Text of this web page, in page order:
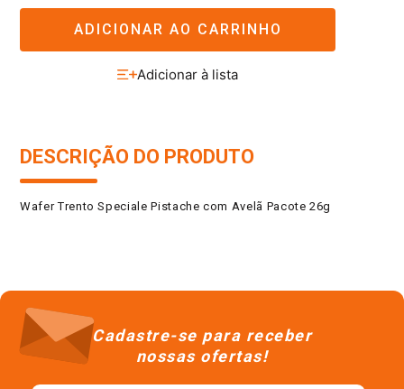
ADICIONAR AO CARRINHO
DESCRIÇÃO DO PRODUTO
Wafer Trento Speciale Pistache com Avelã Pacote 26g
Cadastre-se para receber
nossas ofertas!